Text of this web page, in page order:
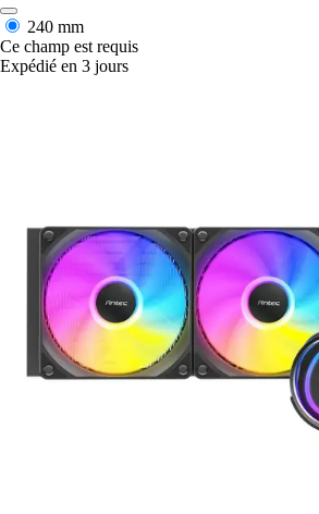
240 mm
Ce champ est requis
Expédié en 3 jours